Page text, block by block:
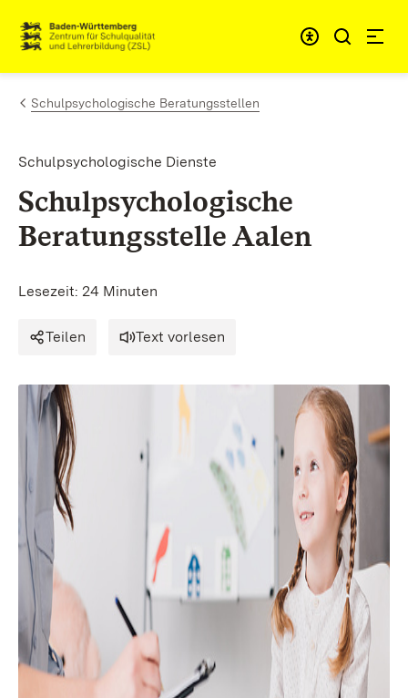
Zum Inhalt springen
Link zur Startseite
Schulpsychologische Beratungsstellen
Schulpsychologische Dienste
Schulpsychologische
Beratungsstelle Aalen
Lesezeit: 24 Minuten
Teilen Text vorlesen